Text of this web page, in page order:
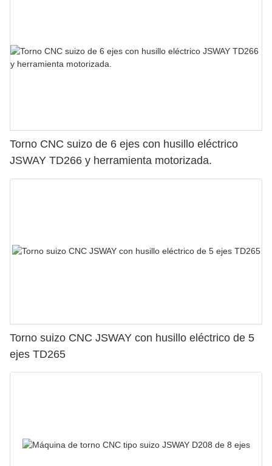
Torno CNC suizo de 6 ejes con husillo eléctrico
JSWAY TD266 y herramienta motorizada.
Torno suizo CNC JSWAY con husillo eléctrico de 5
ejes TD265